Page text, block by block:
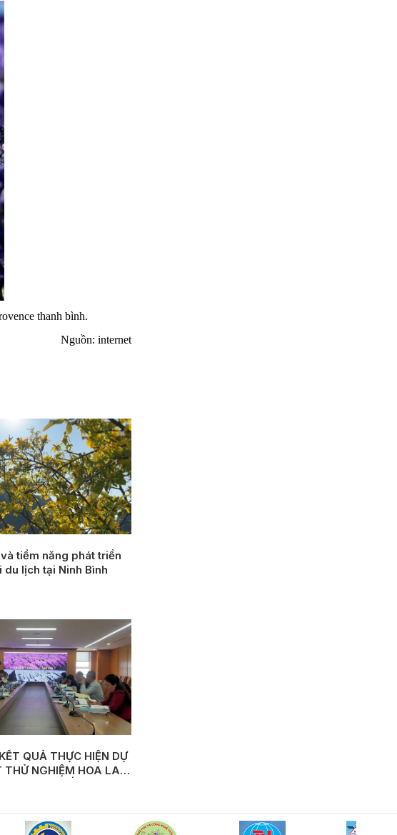
thanh bình.
Nguồn: internet
tiềm năng phát triển
du lịch tại Ninh Bình
QUẢ THỰC HIỆN DỰ
NGHIỆM HOA LAN